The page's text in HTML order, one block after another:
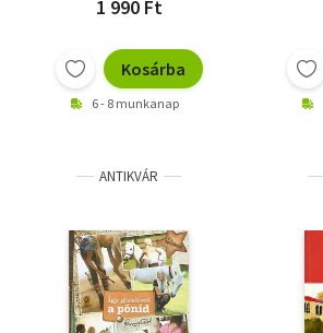
1 990 Ft
Kosárba
6 - 8 munkanap
ANTIKVÁR